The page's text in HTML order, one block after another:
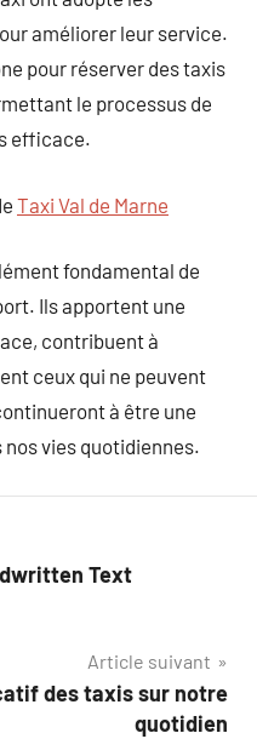
améliorer leur service.
pour réserver des taxis
le processus de
efficace.
Taxi Val de Marne
fondamental de
Ils apportent une
contribuent à
ceux qui ne peuvent
à être une
vies quotidiennes.
Text
Article suivant
des taxis sur notre
quotidien